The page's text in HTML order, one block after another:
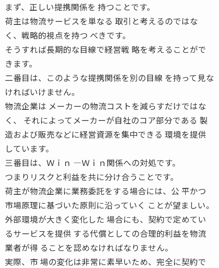
まず、正しい提携関係を 持つことです。
荷主は物流サービスを単なる 取引と考えるのではな
く、戦略的視点を持つ べきです。
そうすれば長期的な目線で経営戦 略を考えることがで
きます。
二番目は、このような提携関係を別の目線 を持って見な
ければいけません。
物流企業は メーカーの物流コストを減らすだけではな
く、 それによってメーカーが自社のコア部分である 製
造および販売などに経営資源を集中できる 環境を提供
しています。
三番目は、Ｗｉｎ ―Ｗｉｎ関係への対処です。
つまりリスクと利益を共に分け合うことです。
荷主が物流企業に業務委託をする場合には、公 平かつ
市場原理に基づいた原則に沿っていく ことが望ましい。
外部環境が大きく変化した 場合にも、契約で定めてい
るサービスを提供 する代償としての合理的利益を物流
業者が得 ることを認めなければなりません。
実際、市 場の変化は非常に素早いため、完全に契約で